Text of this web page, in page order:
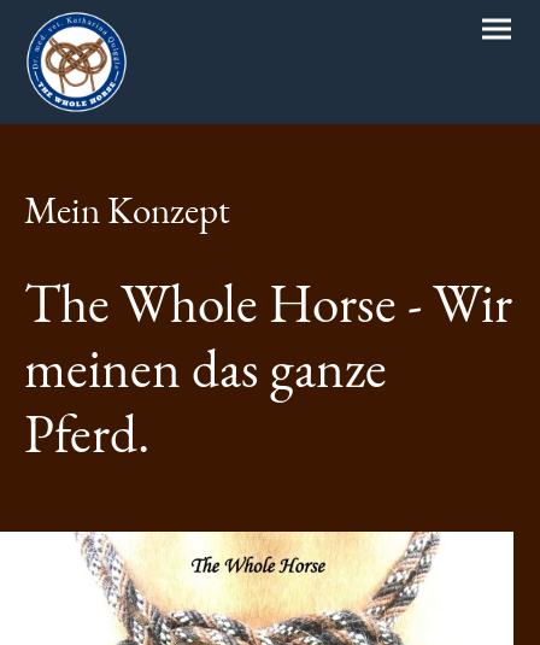
Mein Konzept
The Whole Horse - Wir
meinen das ganze
Pferd.